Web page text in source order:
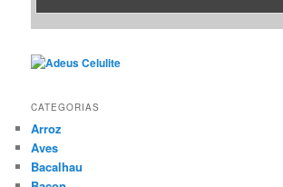
CATEGORIAS
Arroz
Aves
Bacalhau